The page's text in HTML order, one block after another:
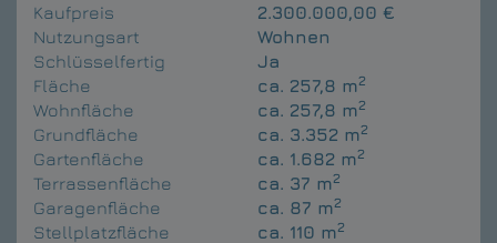
Kaufpreis
2.300.000,00 €
Nutzungsart
Wohnen
Schlüsselfertig
Ja
Fläche
ca. 257,8 m2
Wohnfläche ca. 257,8 m2
Grundfläche ca. 3.352 m2
Gartenfläche ca. 1.682 m2
Terrassenfläche ca. 37 m2
Garagenfläche ca. 87 m2
Stellplatzfläche ca. 110 m2